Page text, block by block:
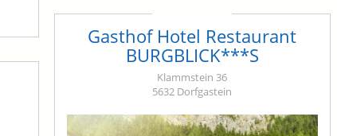
Gasthof Hotel Restaurant
BURGBLICK***S
Klammstein 36
5632 Dorfgastein